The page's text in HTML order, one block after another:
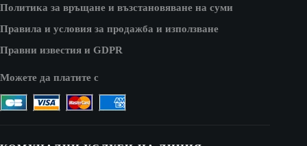
Политика за връщане и възстановяване на суми
Правила и условия за продажба и използване
Правни известия и GDPR
Можете да платите с